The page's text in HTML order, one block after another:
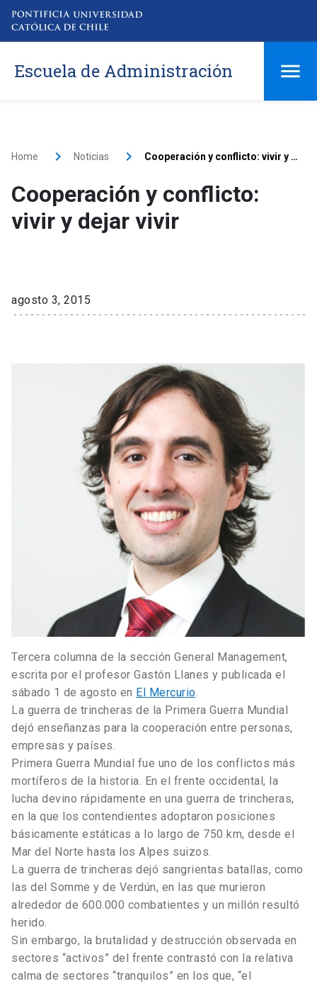
Escuela de Administración
Home Noticias Cooperación y conflicto: vivir y dejar vivir
Cooperación y conflicto:
vivir y dejar vivir
agosto 3, 2015
Tercera columna de la sección General Management,
escrita por el profesor Gastón Llanes y publicada el
sábado 1 de agosto en El Mercurio.
La guerra de trincheras de la Primera Guerra Mundial
dejó enseñanzas para la cooperación entre personas,
empresas y países.
Primera Guerra Mundial fue uno de los conflictos más
mortíferos de la historia. En el frente occidental, la
lucha devino rápidamente en una guerra de trincheras,
en la que los contendientes adoptaron posiciones
básicamente estáticas a lo largo de 750 km, desde el
Mar del Norte hasta los Alpes suizos.
La guerra de trincheras dejó sangrientas batallas, como
las del Somme y de Verdún, en las que murieron
alrededor de 600.000 combatientes y un millón resultó
herido.
Sin embargo, la brutalidad y destrucción observada en
sectores “activos” del frente contrastó con la relativa
calma de sectores “tranquilos” en los que, “el